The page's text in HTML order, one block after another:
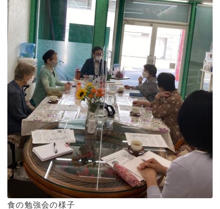
食の勉強会の様子